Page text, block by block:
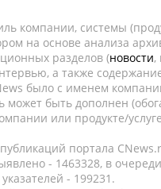
компании, системы
на основе анализа
разделов (новости,
а также
было с именем
может быть дополнен
или продукте/
портала
- 1463328, в
- 199231.